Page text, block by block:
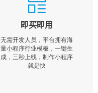
即买即用
无需开发人员，平台拥有海
量小程序行业模板，一键生
成，三秒上线，制作小程序
就是快